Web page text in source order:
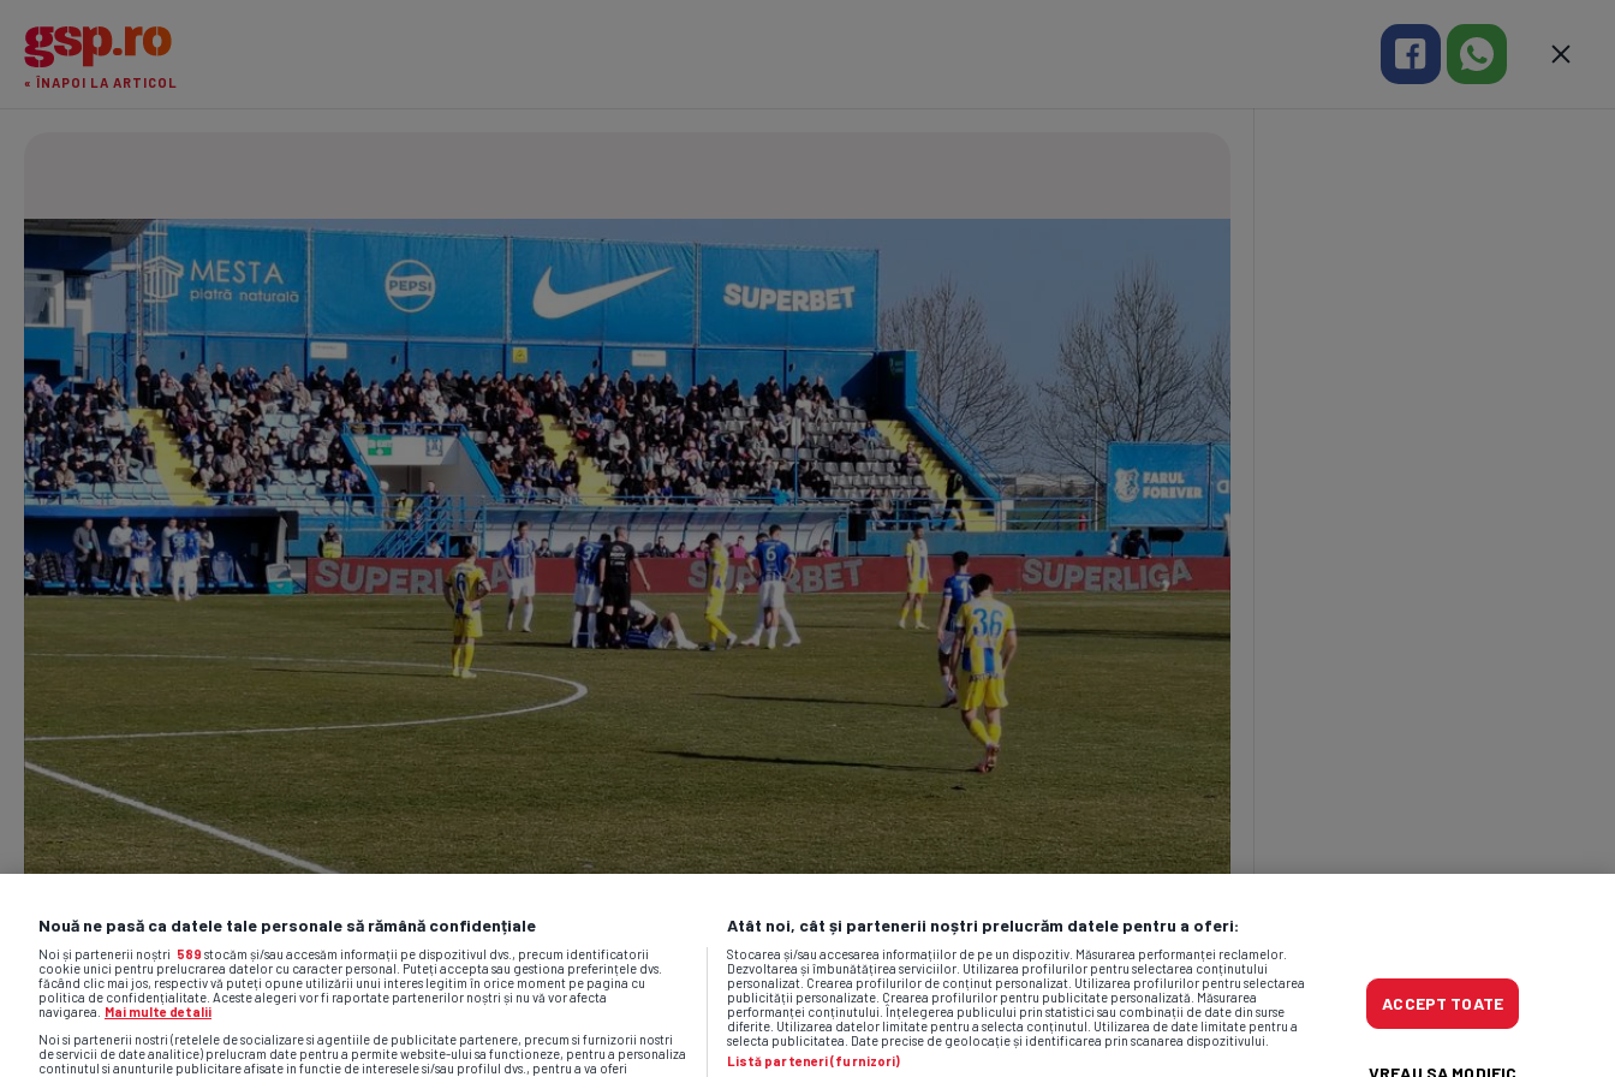
« ÎNAPOI LA ARTICOL
Nouă ne pasă ca datele tale personale să rămână confidențiale
Noi și partenerii noștri 589 stocăm și/sau accesăm informații pe dispozitivul dvs., precum identificatorii
cookie unici pentru prelucrarea datelor cu caracter personal. Puteți accepta sau gestiona preferințele dvs.
făcând clic mai jos, respectiv vă puteți opune utilizării unui interes legitim în orice moment pe pagina cu
politica de confidențialitate. Aceste alegeri vor fi raportate partenerilor noștri și nu vă vor afecta
navigarea.
Mai multe detalii
Noi si partenerii nostri (retelele de socializare si agentiile de publicitate partenere, precum si furnizorii nostri
de servicii de date analitice) prelucram date pentru a permite website-ului sa functioneze, pentru a personaliza
continutul si anunturile publicitare afisate in functie de interesele si/sau profilul dvs., pentru a va oferi
Atât noi, cât și partenerii noștri prelucrăm datele pentru a oferi:
Stocarea și/sau accesarea informațiilor de pe un dispozitiv. Măsurarea performanței reclamelor.
Dezvoltarea și îmbunătățirea serviciilor. Utilizarea profilurilor pentru selectarea conținutului
personalizat. Crearea profilurilor de conținut personalizat. Utilizarea profilurilor pentru selectarea
publicității personalizate. Crearea profilurilor pentru publicitate personalizată. Măsurarea
performanței conținutului. Înțelegerea publicului prin statistici sau combinații de date din surse
diferite. Utilizarea datelor limitate pentru a selecta conținutul. Utilizarea de date limitate pentru a
selecta publicitatea. Date precise de geolocație și identificarea prin scanarea dispozitivului.
Listă parteneri (furnizori)
ACCEPT TOATE
VREAU SA MODIFIC